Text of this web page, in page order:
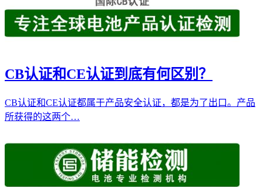
CB认证和CE认证到底有何区别？
CB认证和CE认证都属于产品安全认证，都是为了出口。产品
所获得的这两个…